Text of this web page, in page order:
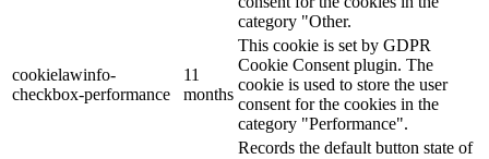
category "Other.
cookielawinfo-
checkbox-performance
11
months
This cookie is set by GDPR
Cookie Consent plugin. The
cookie is used to store the user
consent for the cookies in the
category "Performance".
Records the default button state of